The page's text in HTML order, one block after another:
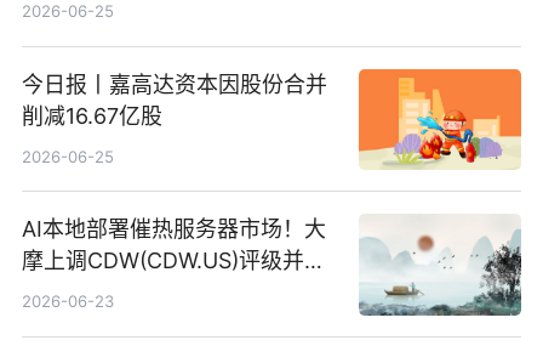
2026-06-25
今日报丨嘉高达资本因股份合并
削减16.67亿股
2026-06-25
AI本地部署催热服务器市场！大
摩上调CDW(CDW.US)评级并看
高IBM(IBM.US)戴尔(DELL.US)
2026-06-23